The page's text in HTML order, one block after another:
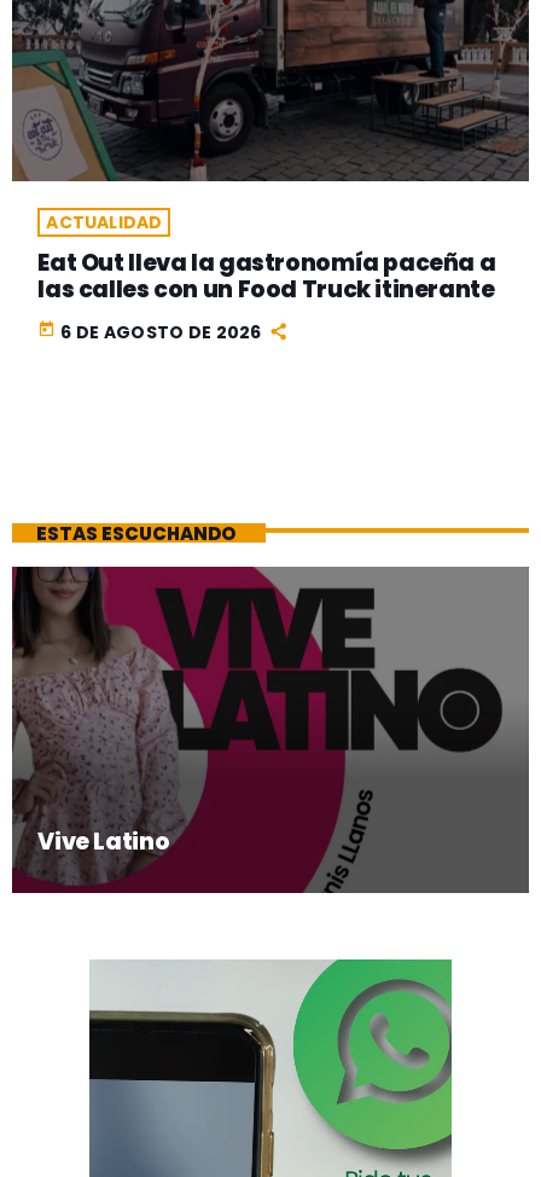
ACTUALIDAD
Eat Out lleva la gastronomía paceña a
las calles con un Food Truck itinerante
today 6 DE AGOSTO DE 2026
ESTAS ESCUCHANDO
Vive Latino